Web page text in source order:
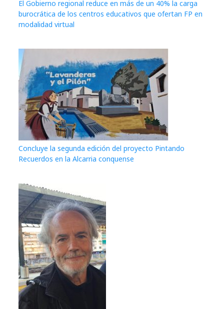
El Gobierno regional reduce en más de un 40% la carga
burocrática de los centros educativos que ofertan FP en
modalidad virtual
Concluye la segunda edición del proyecto Pintando
Recuerdos en la Alcarria conquense